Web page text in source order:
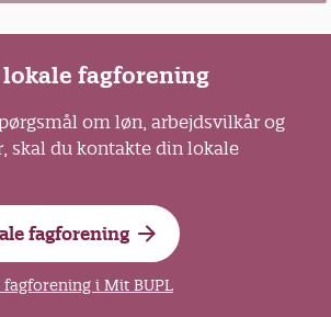
fagforening
om løn, arbejdsvilkår og
skal du kontakte din lokale
fagforening
i Mit BUPL